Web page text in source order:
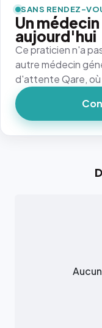
SANS RENDEZ-
Un
aujourd'hui
Ce praticien n'a
autre médecin
d'attente Qare, où